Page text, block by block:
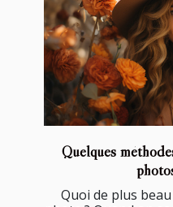
Quelques
Quoi de plus